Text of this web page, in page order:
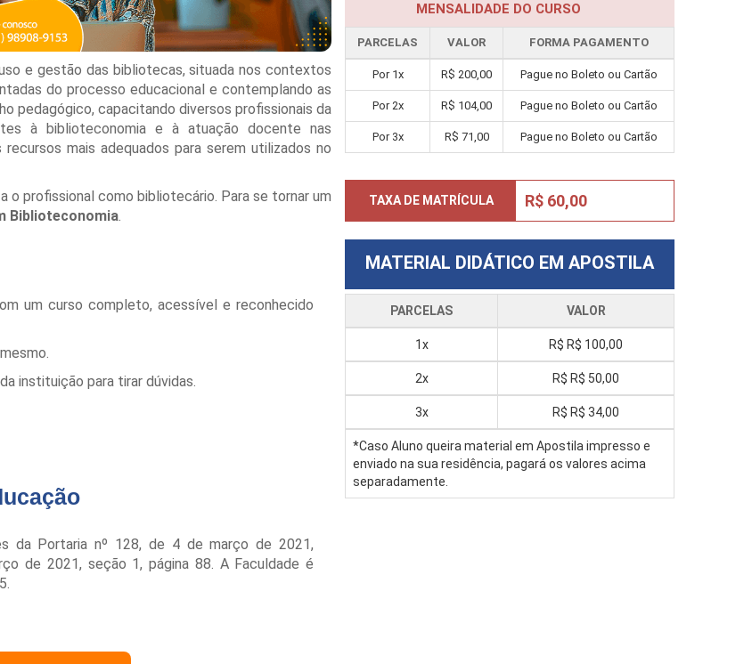
e gestão das bibliotecas, situada nos contextos
do processo educacional e contemplando as
pedagógico, capacitando diversos profissionais da
à biblioteconomia e à atuação docente nas
mais adequados para serem utilizados no
o profissional como bibliotecário. Para se tornar um
Biblioteconomia
um curso completo, acessível e reconhecido
instituição para tirar dúvidas.
da Portaria nº 128, de 4 de março de 2021,
de 2021, seção 1, página 88. A Faculdade é
MENSALIDADE DO CURSO
PARCELAS VALOR FORMA PAGAMENTO
Por 1x R$ 200,00 Pague no Boleto ou Cartão
Por 2x R$ 104,00 Pague no Boleto ou Cartão
Por 3x R$ 71,00 Pague no Boleto ou Cartão
TAXA DE MATRÍCULA R$ 60,00
MATERIAL DIDÁTICO EM APOSTILA
PARCELAS VALOR
1x R$ R$ 100,00
2x R$ R$ 50,00
3x R$ R$ 34,00
*Caso Aluno queira material em Apostila impresso e
enviado na sua residência, pagará os valores acima
separadamente.